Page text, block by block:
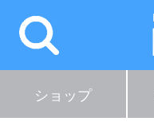
ショップ